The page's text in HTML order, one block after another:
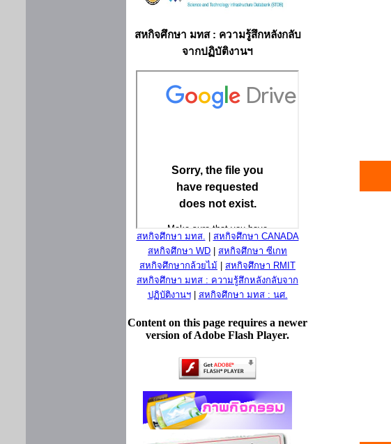
สหกิจศึกษา มทส : ความรู้สึกหลังกลับ
จากปฏิบัติงานฯ
สหกิจศึกษา มทส.
สหกิจศึกษา CANADA
สหกิจศึกษา WD
สหกิจศึกษา ซีเกท
สหกิจศึกษากล้วยไม้
สหกิจศึกษา RMIT
สหกิจศึกษา มทส : ความรู้สึกหลังกลับจาก
ปฏิบัติงานฯ| สหกิจศึกษา มทส : นศ.
Content on this page requires a newer
version of Adobe Flash Player.